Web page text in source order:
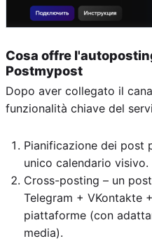
Cosa offre
Postmypost
Dopo aver collegato il
funzionalità chiave del
Pianificazione dei post
unico calendario visivo.
Cross-posting – un
Telegram + VKontakte
piattaforme (con
media).